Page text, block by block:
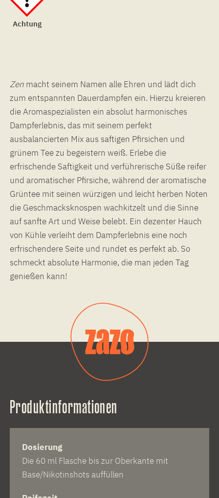
Achtung
Zen macht seinem Namen alle Ehren und lädt dich
zum entspannten Dauerdampfen ein. Hierzu kreieren
die Aromaspezialisten ein absolut harmonisches
Dampferlebnis, das mit seinem perfekt
ausbalancierten Mix aus saftigen Pfirsichen und
grünem Tee zu begeistern weiß. Erlebe die
erfrischende Saftigkeit und verführerische Süße reifer
und aromatischer Pfirsiche, während der aromatische
Grüntee mit seinen würzigen und leicht herben Noten
die Geschmacksknospen wachkitzelt und die Sinne
auf sanfte Art und Weise belebt. Ein dezenter Hauch
von Kühle verleiht dem Dampferlebnis eine noch
erfrischendere Seite und rundet es perfekt ab. So
schmeckt absolute Harmonie, die man jeden Tag
genießen kann!
Produktinformationen
Dosierung
Die 60 ml Flasche bis zur Oberkante mit
Base/Nikotinshots auffüllen